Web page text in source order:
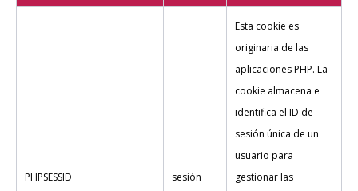
PHPSESSID sesión
Esta cookie es
originaria de las
aplicaciones PHP. La
cookie almacena e
identifica el ID de
sesión única de un
usuario para
gestionar las